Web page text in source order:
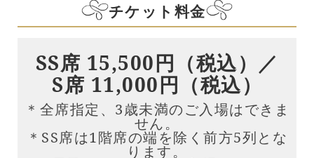
チケット料金
SS席 15,500円（税込）／
S席 11,000円（税込）
＊全席指定、3歳未満のご入場はできま
せん。
＊SS席は1階席の端を除く前方5列とな
ります。